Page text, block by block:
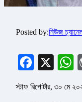
Posted by:নিউজ
X
স্টাফ রিপোর্টার, ৩০ মে